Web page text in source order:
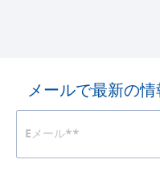
メールで最新の